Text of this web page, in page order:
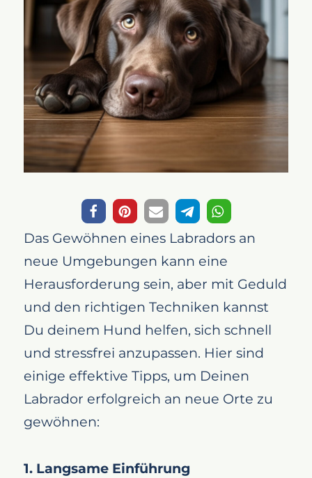
Das Gewöhnen eines Labradors an
neue Umgebungen kann eine
Herausforderung sein, aber mit Geduld
und den richtigen Techniken kannst
Du deinem Hund helfen, sich schnell
und stressfrei anzupassen. Hier sind
einige effektive Tipps, um Deinen
Labrador erfolgreich an neue Orte zu
gewöhnen:
1. Langsame Einführung